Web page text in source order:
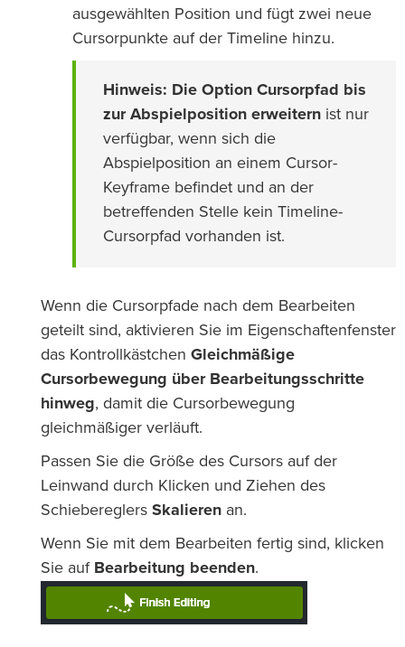
ausgewählten Position und fügt zwei neue
Cursorpunkte auf der Timeline hinzu.
Hinweis: Die Option Cursorpfad bis
zur Abspielposition erweitern ist nur
verfügbar, wenn sich die
Abspielposition an einem Cursor-
Keyframe befindet und an der
betreffenden Stelle kein Timeline-
Cursorpfad vorhanden ist.
Wenn die Cursorpfade nach dem Bearbeiten
geteilt sind, aktivieren Sie im Eigenschaftenfenster
das Kontrollkästchen Gleichmäßige
Cursorbewegung über Bearbeitungsschritte
hinweg, damit die Cursorbewegung
gleichmäßiger verläuft.
Passen Sie die Größe des Cursors auf der
Leinwand durch Klicken und Ziehen des
Schiebereglers Skalieren an.
Wenn Sie mit dem Bearbeiten fertig sind, klicken
Sie auf Bearbeitung beenden.